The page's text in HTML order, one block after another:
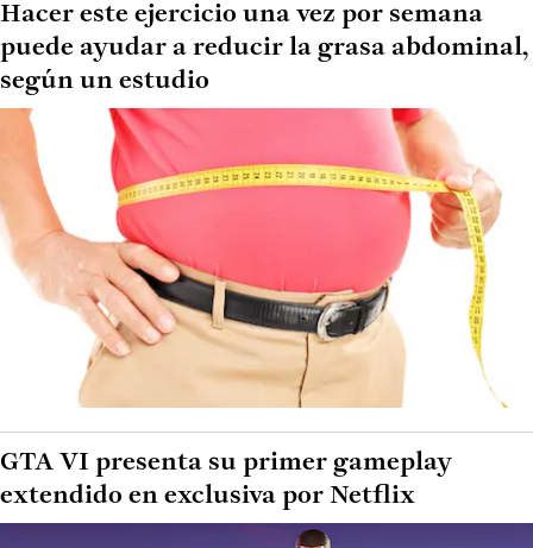
Hacer este ejercicio una vez por semana
puede ayudar a reducir la grasa abdominal,
según un estudio
GTA VI presenta su primer gameplay
extendido en exclusiva por Netflix